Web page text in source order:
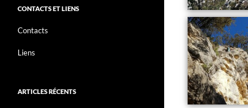
CONTACTS ET LIENS
Contacts
Liens
ARTICLES RÉCENTS